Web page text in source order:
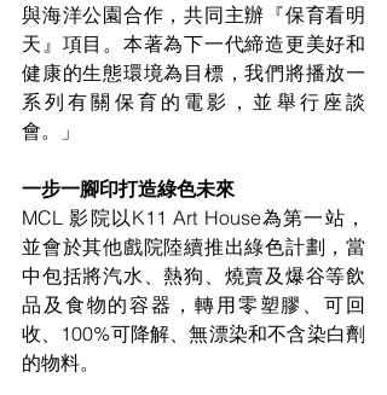
與海洋公園合作，共同主辦『保育看明
天』項目。本著為下一代締造更美好和
健康的生態環境為目標，我們將播放一
系列有關保育的電影，並舉行座談
會。」
一步一腳印打造綠色未來
MCL 影院以K11 Art House為第一站，
並會於其他戲院陸續推出綠色計劃，當
中包括將汽水、熱狗、燒賣及爆谷等飲
品及食物的容器，轉用零塑膠、可回
收、100%可降解、無漂染和不含染白劑
的物料。